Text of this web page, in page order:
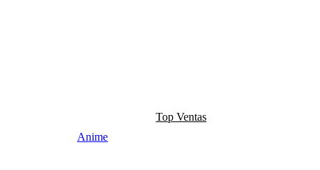
Top Ventas
Anime